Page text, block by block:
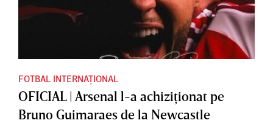
FOTBAL INTERNAȚIONAL
OFICIAL | Arsenal l-a achiziţionat pe
Bruno Guimaraes de la Newcastle